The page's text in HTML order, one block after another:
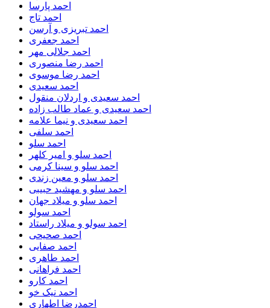
احمد پارسا
احمد تاج
احمد تبریزی و آرسن
احمد جعفری
احمد جلالی مهر
احمد رضا منصوری
احمد رضا موسوی
احمد سعیدی
احمد سعیدی و اردلان منقول
احمد سعیدی و عماد طالب زاده
احمد سعیدی و نیما علامه
احمد سلفی
احمد سلو
احمد سلو و امیر کلهر
احمد سلو و سینا کرمی
احمد سلو و معین زندی
احمد سلو و مهشید حبیبی
احمد سلو و میلاد جهان
احمد سولو
احمد سولو و میلاد راستاد
احمد صحیحی
احمد صفایی
احمد طاهری
احمد فراهانی
احمد کارو
احمد نیک خو
احمدرضا اطهاری